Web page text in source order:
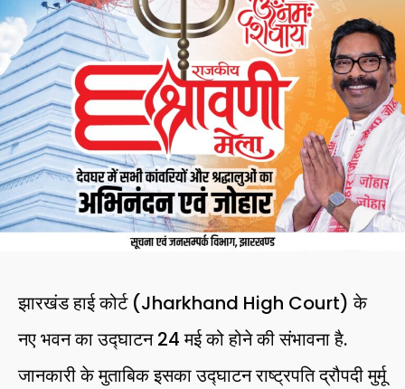
झारखंड हाई कोर्ट (Jharkhand High Court) के
नए भवन का उद्घाटन 24 मई को होने की संभावना है.
जानकारी के मुताबिक इसका उद्घाटन राष्ट्रपति द्रौपदी मुर्मू